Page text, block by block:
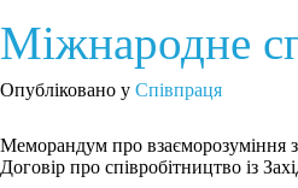
Міжнародне
Опубліковано у Співпраця
Меморандум про взаєморозуміння
Договір про співробітництво із